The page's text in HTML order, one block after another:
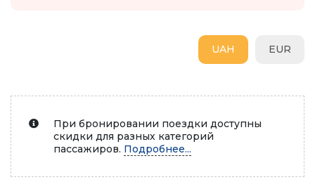
EUR
UAH
При бронировании поездки доступны
скидки для разных категорий
пассажиров. Подробнее...